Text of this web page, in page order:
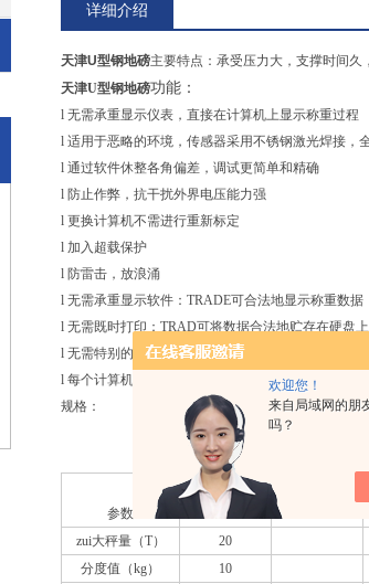
欢迎您！
来自局域网的朋
吗？
详细介绍
天津U型钢地磅主要特点：承受压力大，支撑时间久
天津U型钢地磅功能：
l 无需承重显示仪表，直接在计算机上显示称重过程
l 适用于恶略的环境，传感器采用不锈钢激光焊接，
l 通过软件休整各角偏差，调试更简单和精确
l 防止作弊，抗干扰外界电压能力强
l 更换计算机不需进行重新标定
l 加入超载保护
l 防雷击，放浪涌
l 无需承重显示软件： TRADE可合法地显示称重数据
l 无需既时打印： TRAD可将数据合法地贮存在硬盘上
l 无需特别的计算机：TRAD只需标准计算机且无需
l 每个计算机串口可连接多达
只传感器。
规格：
参数
SCS-20
zui大秤量（T）
20
分度值（kg）
10